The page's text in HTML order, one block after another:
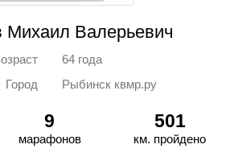
Михаил Валерьевич
64 года
Город
Рыбинск квмр.ру
9
марафонов
501
км. пройдено